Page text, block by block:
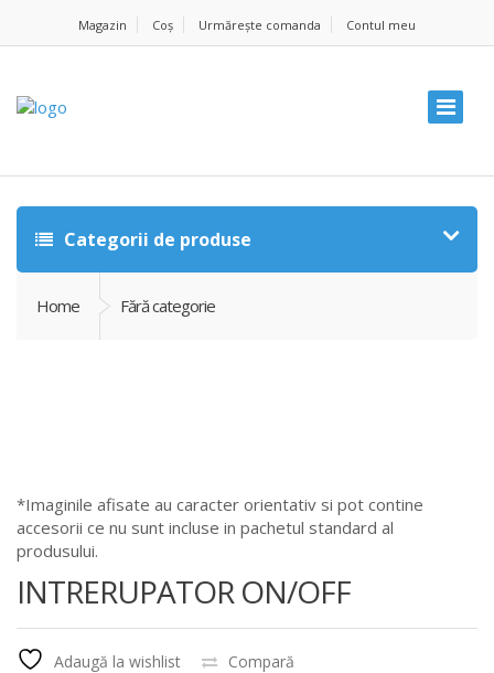
Magazin Coș Urmărește comanda Contul meu
Categorii de produse
Home Fără categorie
*Imaginile afisate au caracter orientativ si pot contine
accesorii ce nu sunt incluse in pachetul standard al
produsului.
INTRERUPATOR ON/OFF
Adaugă la wishlist Compară